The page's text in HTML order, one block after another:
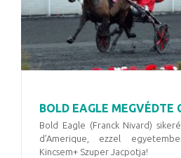
BOLD EAGLE MEGVÉDTE
Bold Eagle (Franck Nivard)
d’Amerique, ezzel
Kincsem+ Szuper Jacpotja!